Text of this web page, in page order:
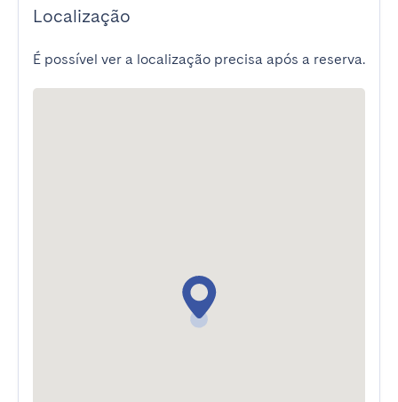
Localização
É possível ver a localização precisa após a reserva.